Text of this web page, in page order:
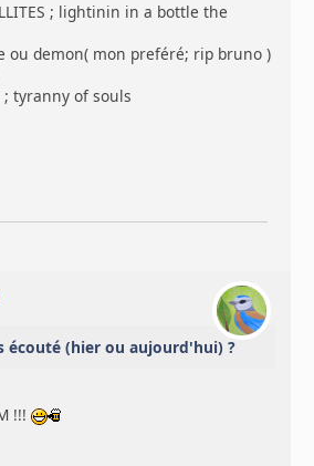
; lightinin in a bottle the
ou demon( mon preféré; rip bruno )
; tyranny of souls
écouté (hier ou aujourd'hui) ?
!!!